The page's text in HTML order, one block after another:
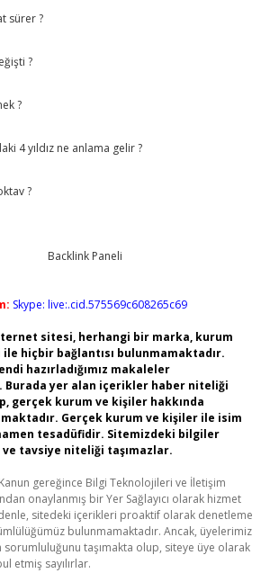
sürer ?
?
?
4 yıldız ne anlama gelir ?
?
Skype: live:.cid.575569c608265c69
sitesi, herhangi bir marka, kurum
hiçbir bağlantısı bulunmamaktadır.
hazırladığımız makaleler
Burada yer alan içerikler haber niteliği
gerçek kurum ve kişiler hakkında
Gerçek kurum ve kişiler ile isim
tesadüfidir. Sitemizdeki bilgiler
tavsiye niteliği taşımazlar.
Kanun gereğince Bilgi Teknolojileri ve İletişim
onaylanmış bir Yer Sağlayıcı olarak hizmet
sitedeki içerikleri proaktif olarak denetleme
bulunmamaktadır. Ancak, üyelerimiz
sorumluluğunu taşımakta olup, siteye üye olarak
etmiş sayılırlar.